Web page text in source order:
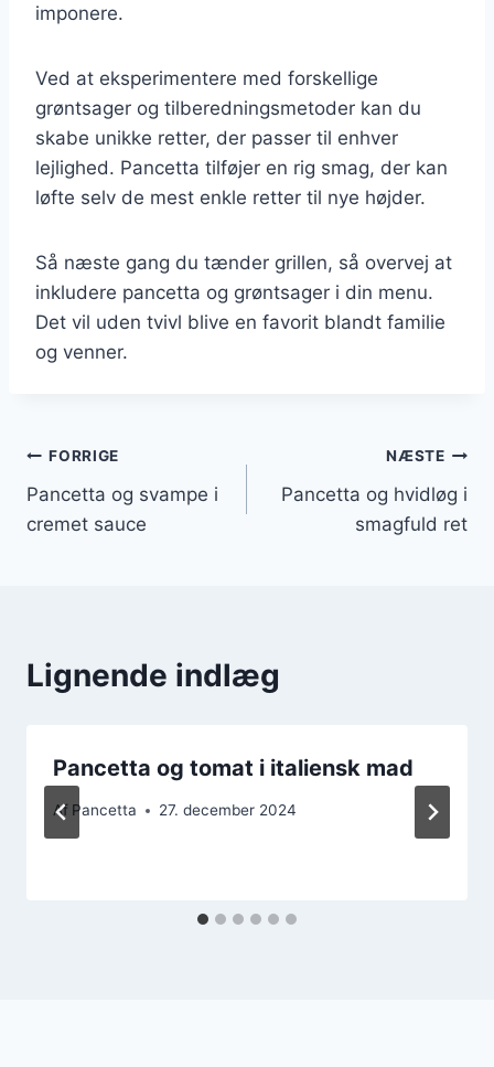
imponere.
Ved at eksperimentere med forskellige
grøntsager og tilberedningsmetoder kan du
skabe unikke retter, der passer til enhver
lejlighed. Pancetta tilføjer en rig smag, der kan
løfte selv de mest enkle retter til nye højder.
Så næste gang du tænder grillen, så overvej at
inkludere pancetta og grøntsager i din menu.
Det vil uden tvivl blive en favorit blandt familie
og venner.
Indlægsnavigation
FORRIGE
Pancetta og svampe i
cremet sauce
NÆSTE
Pancetta og hvidløg i
smagfuld ret
Lignende indlæg
Pancetta og tomat i italiensk mad
Af Pancetta 27. december 2024